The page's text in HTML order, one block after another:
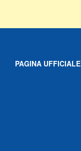
PAGINA UFFICIALE